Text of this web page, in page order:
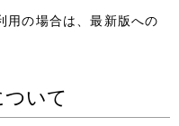
用の場合は、最新版への
いて